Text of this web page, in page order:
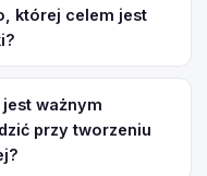
której celem jest
ważnym
przy tworzeniu